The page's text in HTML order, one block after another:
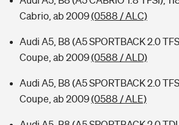
Cabrio, ab 2009(0588 / ALC)
Audi A5, B8 (A5 SPORTBACK 2.0
Coupe, ab 2009(0588 / ALD)
Audi A5, B8 (A5 SPORTBACK 2.0
Coupe, ab 2009(0588 / ALE)